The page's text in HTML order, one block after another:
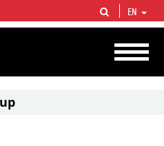
integrated companies in the world
and circa 1% of proved hydrocarbon
EN